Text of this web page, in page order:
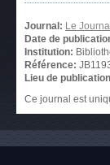
Journal: Le
Date de
Institution:
Référence:
Lieu de
Ce journal est